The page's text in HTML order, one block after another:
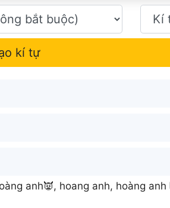
kí tự
hoàng anh👿, hoang anh,